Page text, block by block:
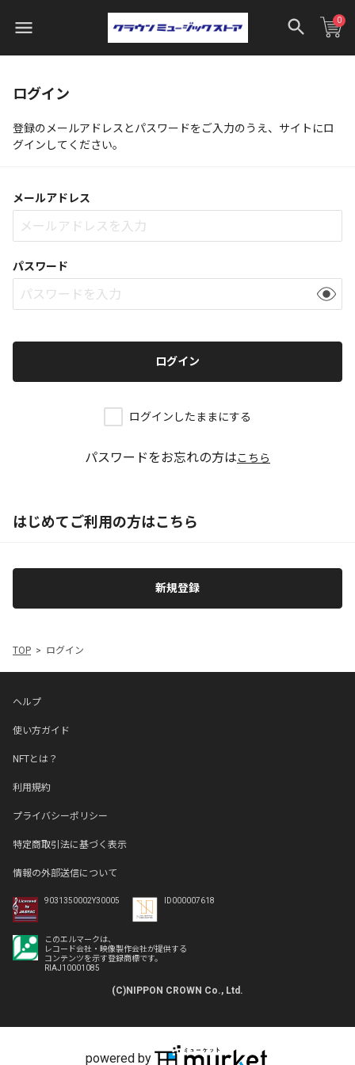
0
ログイン
登録のメールアドレスとパスワードをご入力のうえ、サイトにロ
グインしてください。
メールアドレス
パスワード
ログイン
ログインしたままにする
パスワードをお忘れの方はこちら
はじめてご利用の方はこちら
新規登録
TOP ログイン
ヘルプ
使い方ガイド
NFTとは？
利用規約
プライバシーポリシー
特定商取引法に基づく表示
情報の外部送信について
9031350002Y30005 ID000007618
このエルマークは、
レコード会社・映像製作会社が提供する
コンテンツを示す登録商標です。
RIAJ10001085
(C)NIPPON CROWN Co., Ltd.
powered by